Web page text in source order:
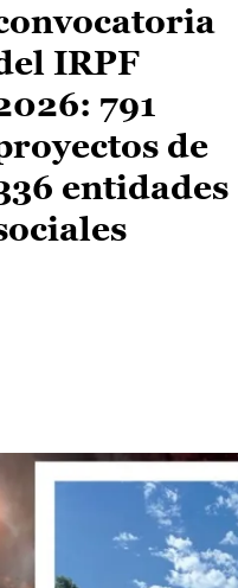
IRPF
791
de
entidades